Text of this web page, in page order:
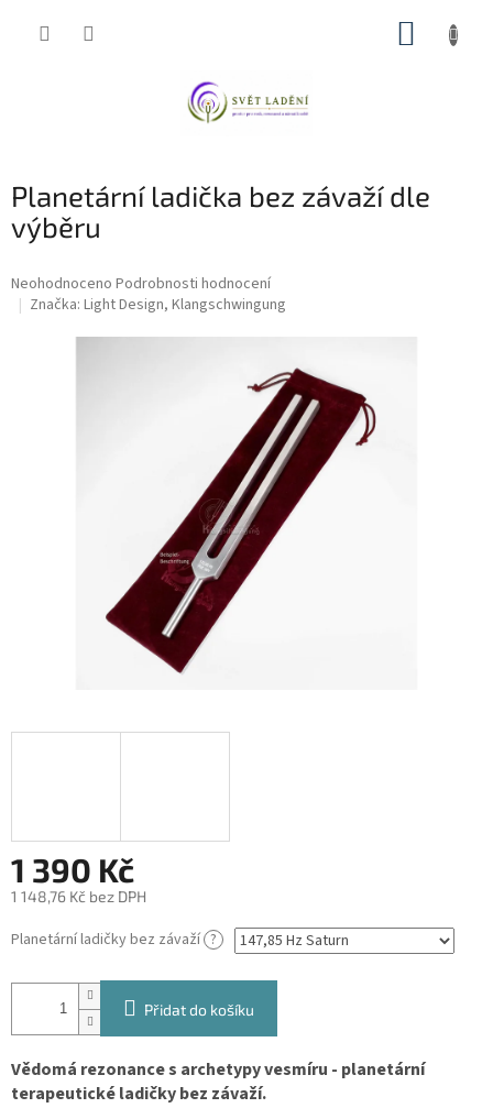
Planetární ladička bez závaží dle
výběru
Průměrné
hodnocení
Neohodnoceno Podrobnosti hodnocení
Značka: Light Design, Klangschwingung
1 390 Kč
1 148,76 Kč bez DPH
cena:
Planetární ladičky bez závaží ?
Přidat do košíku
Vědomá rezonance s archetypy vesmíru - planetární
terapeutické ladičky bez závaží.